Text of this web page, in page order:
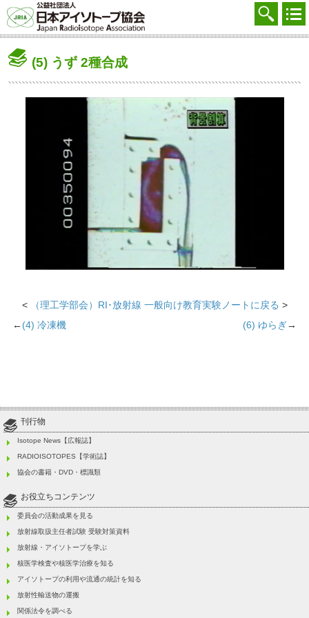
協会を知る
参加する
学ぶ・調べる
会員マイページ
FAQ
交通アクセス
採用
English
(5) うず 2種合成
< （理工学部会）RI･放射線 一般向け教育実験ノートに戻る >
←(4) 冷凍機 (6) ゆらぎ→
刊行物
Isotope News【広報誌】
RADIOISOTOPES【学術誌】
協会の書籍・DVD・標識類
お役立ちコンテンツ
委員会の活動成果を見る
放射線取扱主任者試験 受験対策資料
放射線・アイソトープを学ぶ
核医学検査や核医学治療を知る
アイソトープの利用や流通の統計を知る
放射性輸送物の運搬
関係法令を調べる